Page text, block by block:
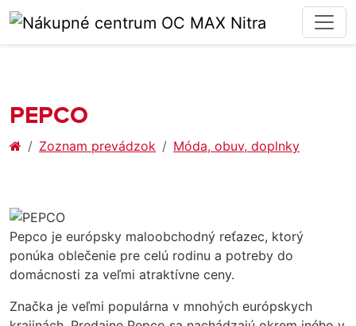
PEPCO
Zoznam prevádzok Móda, obuv, doplnky
Pepco je európsky maloobchodný reťazec, ktorý
ponúka oblečenie pre celú rodinu a potreby do
domácnosti za veľmi atraktívne ceny.
Značka je veľmi populárna v mnohých európskych